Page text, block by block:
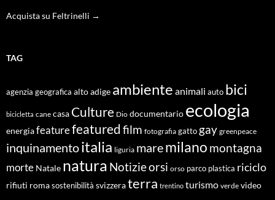
Acquista su Feltrinelli →
TAG
agenzia geografica alto adige ambiente animali auto bici
bicicletta cane casa Culture Dio documentario ecologia
energiafeaturefeaturedfilm fotografia gatto gay greenpeace
inquinamentoitalia liguria maremilano montagna
morte Natale natura Notizieorsi orso parco plastica riciclo
rifiuti roma sostenibilità svizzeraterra trentino turismo verde video